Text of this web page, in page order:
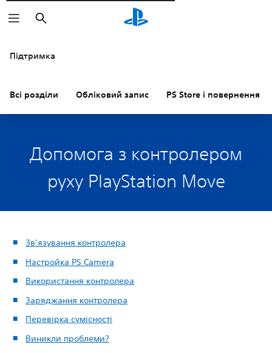
Пошук
Підтримка
Всі розділи Обліковий запис PS Store і повернення
Допомога з контролером
руху PlayStation Move
Зв’язування контролера
Настройка PS Camera
Використання контролера
Заряджання контролера
Перевірка сумісності
Виникли проблеми?